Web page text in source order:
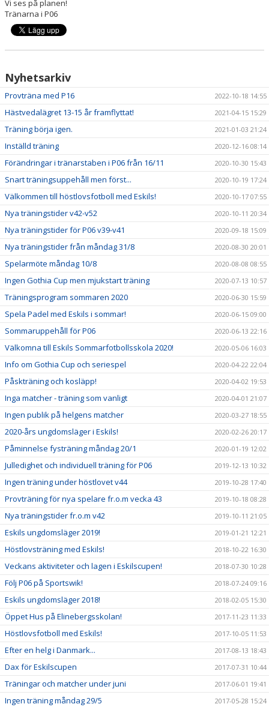
Vi ses på planen!
Tränarna i P06
Nyhetsarkiv
Provträna med P16 2022-10-18 14:55
Hästvedalägret 13-15 år framflyttat! 2021-04-15 15:29
Träning börja igen. 2021-01-03 21:24
Inställd träning 2020-12-16 08:14
Förändringar i tränarstaben i P06 från 16/11 2020-10-30 15:43
Snart träningsuppehåll men först... 2020-10-19 17:24
Välkommen till höstlovsfotboll med Eskils! 2020-10-17 07:55
Nya träningstider v42-v52 2020-10-11 20:34
Nya träningstider för P06 v39-v41 2020-09-18 15:09
Nya träningstider från måndag 31/8 2020-08-30 20:01
Spelarmöte måndag 10/8 2020-08-08 08:55
Ingen Gothia Cup men mjukstart träning 2020-07-13 10:57
Träningsprogram sommaren 2020 2020-06-30 15:59
Spela Padel med Eskils i sommar! 2020-06-15 09:00
Sommaruppehåll för P06 2020-06-13 22:16
Välkomna till Eskils Sommarfotbollsskola 2020! 2020-05-06 16:03
Info om Gothia Cup och seriespel 2020-04-22 22:04
Påskträning och kosläpp! 2020-04-02 19:53
Inga matcher - träning som vanligt 2020-04-01 21:07
Ingen publik på helgens matcher 2020-03-27 18:55
2020-års ungdomsläger i Eskils! 2020-02-26 20:17
Påminnelse fysträning måndag 20/1 2020-01-19 12:02
Julledighet och individuell träning för P06 2019-12-13 10:32
Ingen träning under höstlovet v44 2019-10-28 17:40
Provträning för nya spelare fr.o.m vecka 43 2019-10-18 08:28
Nya träningstider fr.o.m v42 2019-10-11 21:05
Eskils ungdomsläger 2019! 2019-01-21 12:21
Höstlovsträning med Eskils! 2018-10-22 16:30
Veckans aktiviteter och lagen i Eskilscupen! 2018-07-30 10:28
Följ P06 på Sportswik! 2018-07-24 09:16
Eskils ungdomsläger 2018! 2018-02-05 15:30
Öppet Hus på Elinebergsskolan! 2017-11-23 11:33
Höstlovsfotboll med Eskils! 2017-10-05 11:53
Efter en helg i Danmark... 2017-08-13 18:43
Dax för Eskilscupen 2017-07-31 10:44
Träningar och matcher under juni 2017-06-01 19:41
Ingen träning måndag 29/5 2017-05-28 15:24